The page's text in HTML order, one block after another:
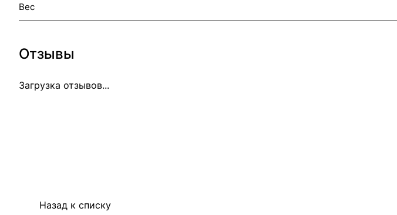
Вес
Отзывы
Загрузка отзывов...
Назад к списку